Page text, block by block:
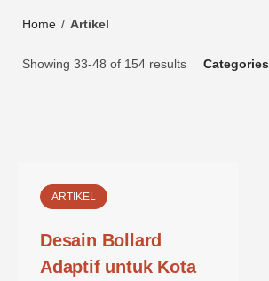
Home / Artikel
Showing 33-48 of 154 results Categories
ARTIKEL
Desain Bollard
Adaptif untuk Kota